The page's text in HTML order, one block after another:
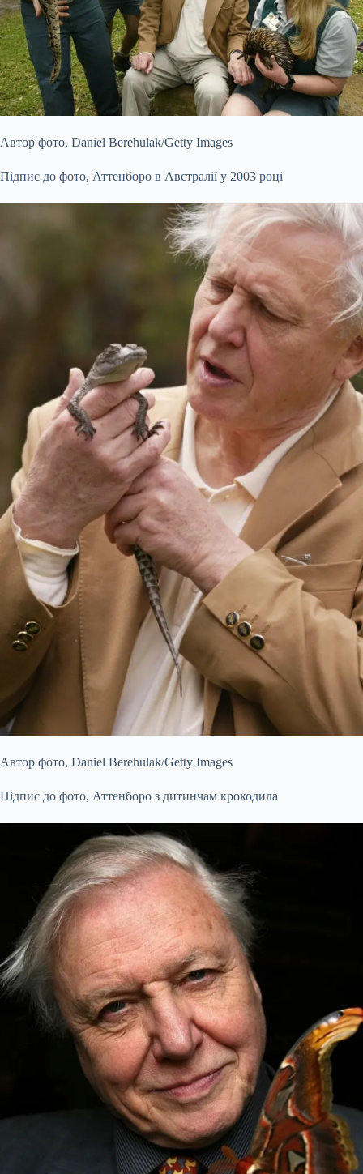
Автор фото, Daniel Berehulak/Getty Images
Підпис до фото, Аттенборо в Австралії у 2003 році
Автор фото, Daniel Berehulak/Getty Images
Підпис до фото, Аттенборо з дитинчам крокодила